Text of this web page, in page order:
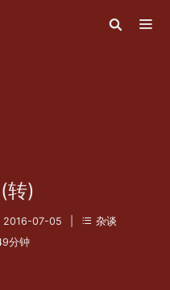
转)
2016-07-05
杂谈
分钟